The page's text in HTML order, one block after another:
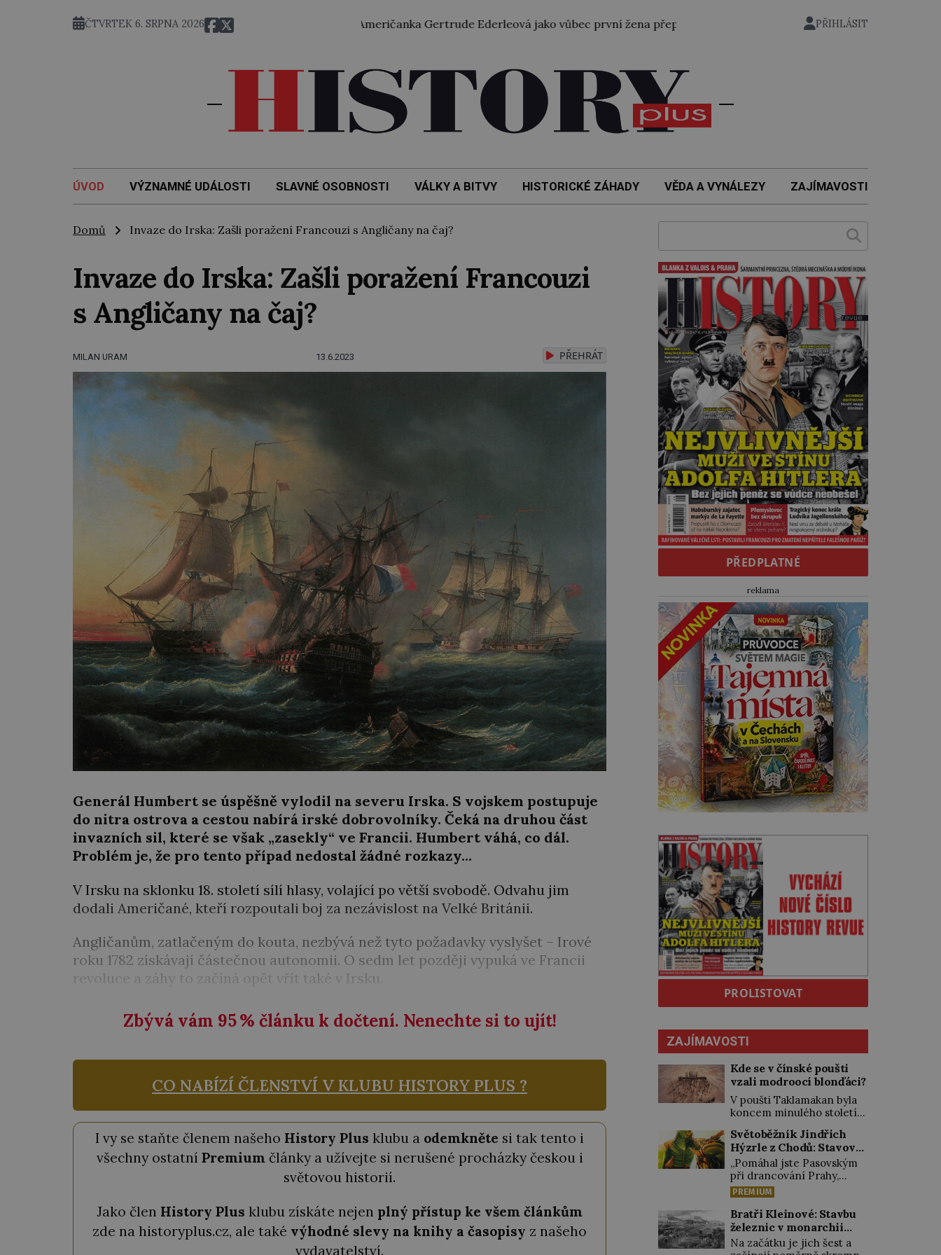
ČTVRTEK 6. SRPNA 2026 6. 8. 1926: Američanka Gertrude Ederleová jako vůbec první žena přeplavala kanál La Manche. Zabralo jí to 14 hodin a 39 minut.
PŘIHLÁSIT
ÚVOD VÝZNAMNÉ UDÁLOSTI SLAVNÉ OSOBNOSTI VÁLKY A BITVY HISTORICKÉ ZÁHADY VĚDA A VYNÁLEZY ZAJÍMAVOSTI
Domů Invaze do Irska: Zašli poražení Francouzi s Angličany na čaj?
Invaze do Irska: Zašli poražení Francouzi
s Angličany na čaj?
MILAN URAM 13.6.2023 PŘEHRÁT
Generál Humbert se úspěšně vylodil na severu Irska. S vojskem postupuje
do nitra ostrova a cestou nabírá irské dobrovolníky. Čeká na druhou část
invazních sil, které se však „zasekly“ ve Francii. Humbert váhá, co dál.
Problém je, že pro tento případ nedostal žádné rozkazy…
V Irsku na sklonku 18. století sílí hlasy, volající po větší svobodě. Odvahu jim
dodali Američané, kteří rozpoutali boj za nezávislost na Velké Británii.
Angličanům, zatlačeným do kouta, nezbývá než tyto požadavky vyslyšet – Irové
roku 1782 získávají částečnou autonomii. O sedm let později vypuká ve Francii
revoluce a záhy to začíná opět vřít také v Irsku.
Zbývá vám 95% článku k dočtení. Nenechte si to ujít!
CO NABÍZÍ ČLENSTVÍ V KLUBU HISTORY PLUS ?
I vy se staňte členem našeho History Plus klubu a odemkněte si tak tento i
všechny ostatní Premiumčlánky a užívejte si nerušené procházky českou i
světovou historií.
Jako člen History Plus klubu získáte nejen plný přístup ke všem článkům
zde na historyplus.cz, ale také výhodné slevy na knihy a časopisy z našeho
vydavatelství.
PŘEDPLATNÉ
reklama
PROLISTOVAT
ZAJÍMAVOSTI
Kde se v čínské poušti
vzali modroocí blonďáci?
V poušti Taklamakan byla
koncem minulého století
s téměř netknutými
mumiemi. Všichni mrtví
byli pohřbeni s úctou a
četnými milodary. Asi
nejvíc přitom vědce zaujal
hrob tříměsíčního
chlapečka s modrou
filcovou čapkou, z níž se
draly blonďaté vlásky. Fakt,
že jsou těla dávných lidí
Světoběžník Jindřich
Hýzrle z Chodů: Stavové
ho měli za zrádce
„Pomáhal jste Pasovským
při drancování Prahy,
zradil jste nás!“ nařknou
čeští stavové hlavního
zbrojmistra zemské
hotovosti. Jindřich se však
zastrašit nenechá.
Zachová chladnou hlavu a
PREMIUM
Bratři Kleinové: Stavbu
železnic v monarchii
ovládli samouci
Na začátku je jich šest a